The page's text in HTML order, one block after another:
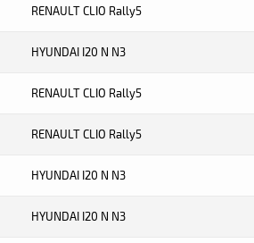
RENAULT CLIO Rally5
HYUNDAI I20 N N3
RENAULT CLIO Rally5
RENAULT CLIO Rally5
HYUNDAI I20 N N3
HYUNDAI I20 N N3